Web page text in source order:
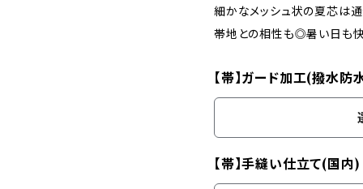
細かなメッシュ状の夏芯は
帯地との相性も◎暑い日も
【帯】ガード加工(撥水
【帯】手縫い仕立て(国